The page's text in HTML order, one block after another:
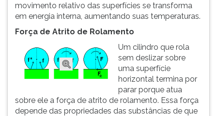
movimento relativo das superfícies se transforma
em energia interna, aumentando suas temperaturas.
Força de Atrito de Rolamento
Um cilindro que rola
sem deslizar sobre
uma superfície
horizontal termina por
parar porque atua
sobre ele a força de atrito de rolamento. Essa força
depende das propriedades das substâncias de que